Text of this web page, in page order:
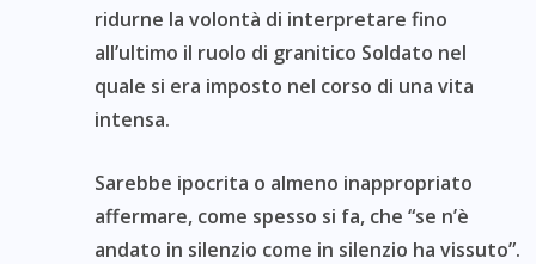
ridurne la volontà di interpretare fino
all’ultimo il ruolo di granitico Soldato nel
quale si era imposto nel corso di una vita
intensa.
Sarebbe ipocrita o almeno inappropriato
affermare, come spesso si fa, che “se n’è
andato in silenzio come in silenzio ha vissuto”.